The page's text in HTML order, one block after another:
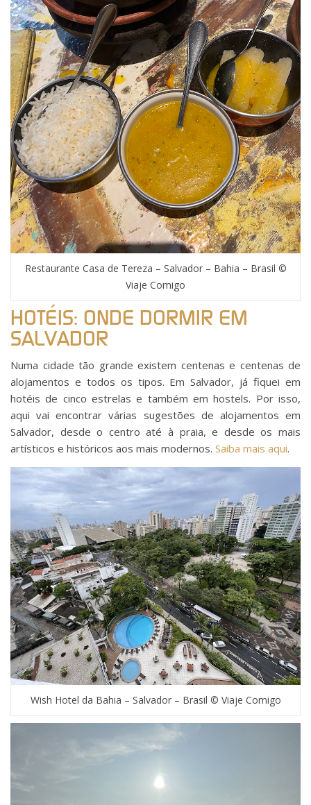
Restaurante Casa de Tereza – Salvador – Bahia – Brasil ©
Viaje Comigo
HOTÉIS: ONDE DORMIR EM
SALVADOR
Numa cidade tão grande existem centenas e centenas de
alojamentos e todos os tipos. Em Salvador, já fiquei em
hotéis de cinco estrelas e também em hostels. Por isso,
aqui vai encontrar várias sugestões de alojamentos em
Salvador, desde o centro até à praia, e desde os mais
artísticos e históricos aos mais modernos. Saiba mais aqui.
Wish Hotel da Bahia – Salvador – Brasil © Viaje Comigo